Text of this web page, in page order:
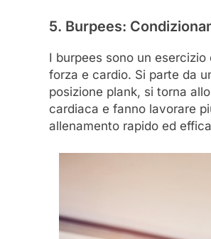
5. Burpees:
I burpees sono un
forza e cardio. Si parte da
posizione plank, si torna
cardiaca e fanno lavorare
allenamento rapido ed